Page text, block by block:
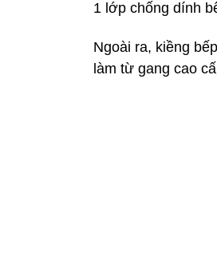
1 lớp chống dính
Ngoài ra, kiềng
làm từ gang cao